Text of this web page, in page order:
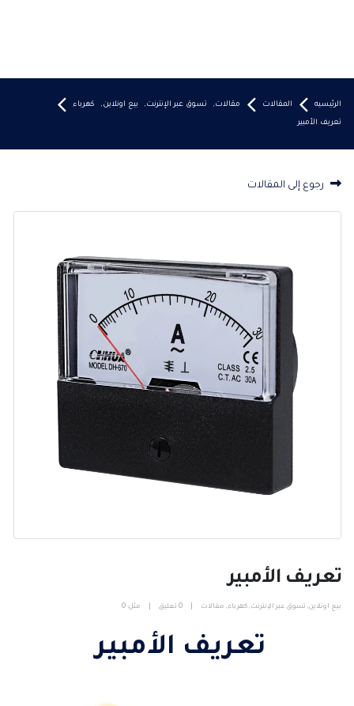
الرئيسيه المقالات مقالات, تسوق عبر الإنترنت, بيع اونلاين, كهرباء
تعريف الأمبير
رجوع إلى المقالات
تعريف الأمبير
بيع اونلاين, تسوق عبر الإنترنت , كهرباء , مقالات 0 تعليق مثل: 0
تعريف الأمبير